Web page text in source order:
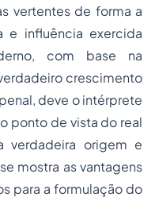
vertentes de forma a
e influência exercida
com base na
crescimento
deve o intérprete
ponto de vista do real
verdadeira origem e
mostra as vantagens
para a formulação do